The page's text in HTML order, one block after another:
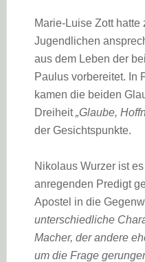
Marie-Luise Zott hatte
Jugendlichen
aus dem Leben der
Paulus vorbereitet. In
kamen die beiden
Dreiheit„Glaube,
der Gesichtspunkte.
Nikolaus Wurzer ist
anregenden Predigt
Apostel in die
unterschiedliche
Macher, der andere
um die Frage